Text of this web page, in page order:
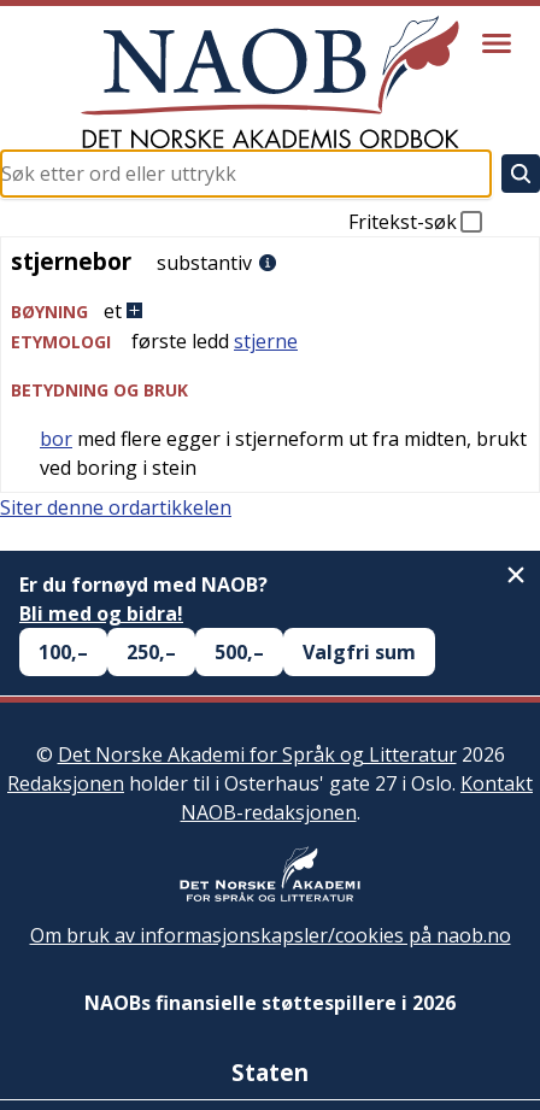
Fritekst-søk
stjernebor
stjernebor substantiv
BØYNING et
ETYMOLOGI første ledd stjerne
BETYDNING OG BRUK
bor med flere egger i stjerneform ut fra midten, brukt
ved boring i stein
Siter denne ordartikkelen
Er du fornøyd med NAOB?
Bli med og bidra!
100,–
250,– 500,– Valgfri sum
© Det Norske Akademi for Språk og Litteratur2026
Redaksjonen holder til i Osterhaus' gate 27 i Oslo. Kontakt
NAOB-redaksjonen.
Om bruk av informasjonskapsler/cookies på naob.no
NAOBs finansielle støttespillere i 2026
Staten